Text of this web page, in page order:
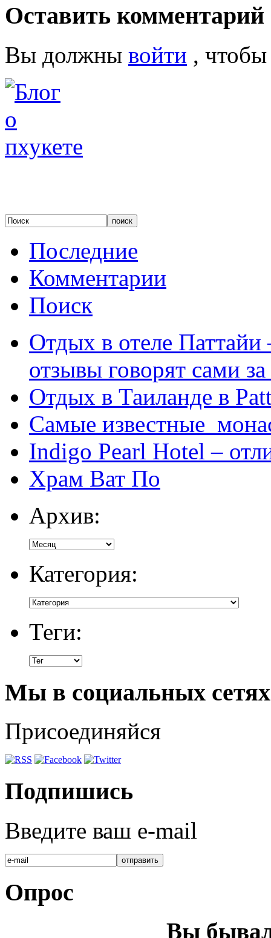
Оставить комментарий
Вы должны войти ,
Последние
Комментарии
Поиск
Отдых в отеле
отзывы говорят сами за
Отдых в Таиланде в
Самые известные
Indigo Pearl Hotel –
Храм Ват По
Архив:
Категория:
Теги:
Мы в социальных сетях
Присоединяйся
Подпишись
Введите ваш e-mail
Опрос
Вы